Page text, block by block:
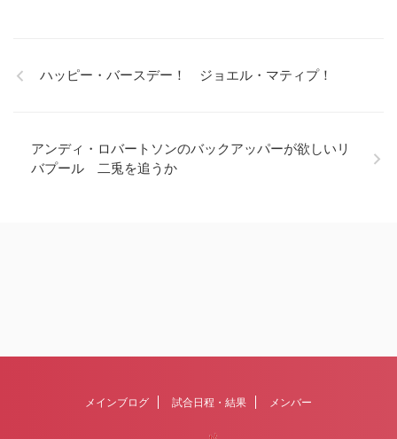
ハッピー・バースデー！ ジョエル・マティプ！
アンディ・ロバートソンのバックアッパーが欲しいリ
バプール 二兎を追うか
メインブログ 試合日程・結果 メンバー